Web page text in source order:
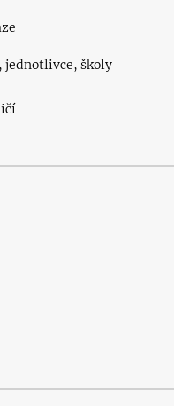
jednotlivce, školy